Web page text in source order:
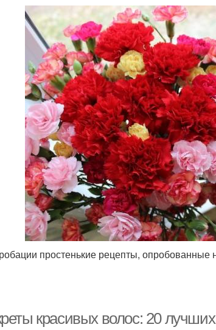
простенькие рецепты, опробованные
красивых волос: 20